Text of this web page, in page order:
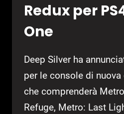
Redux per
One
Deep Silver ha
per le console di nuova
che comprenderà
Refuge, Metro: Last